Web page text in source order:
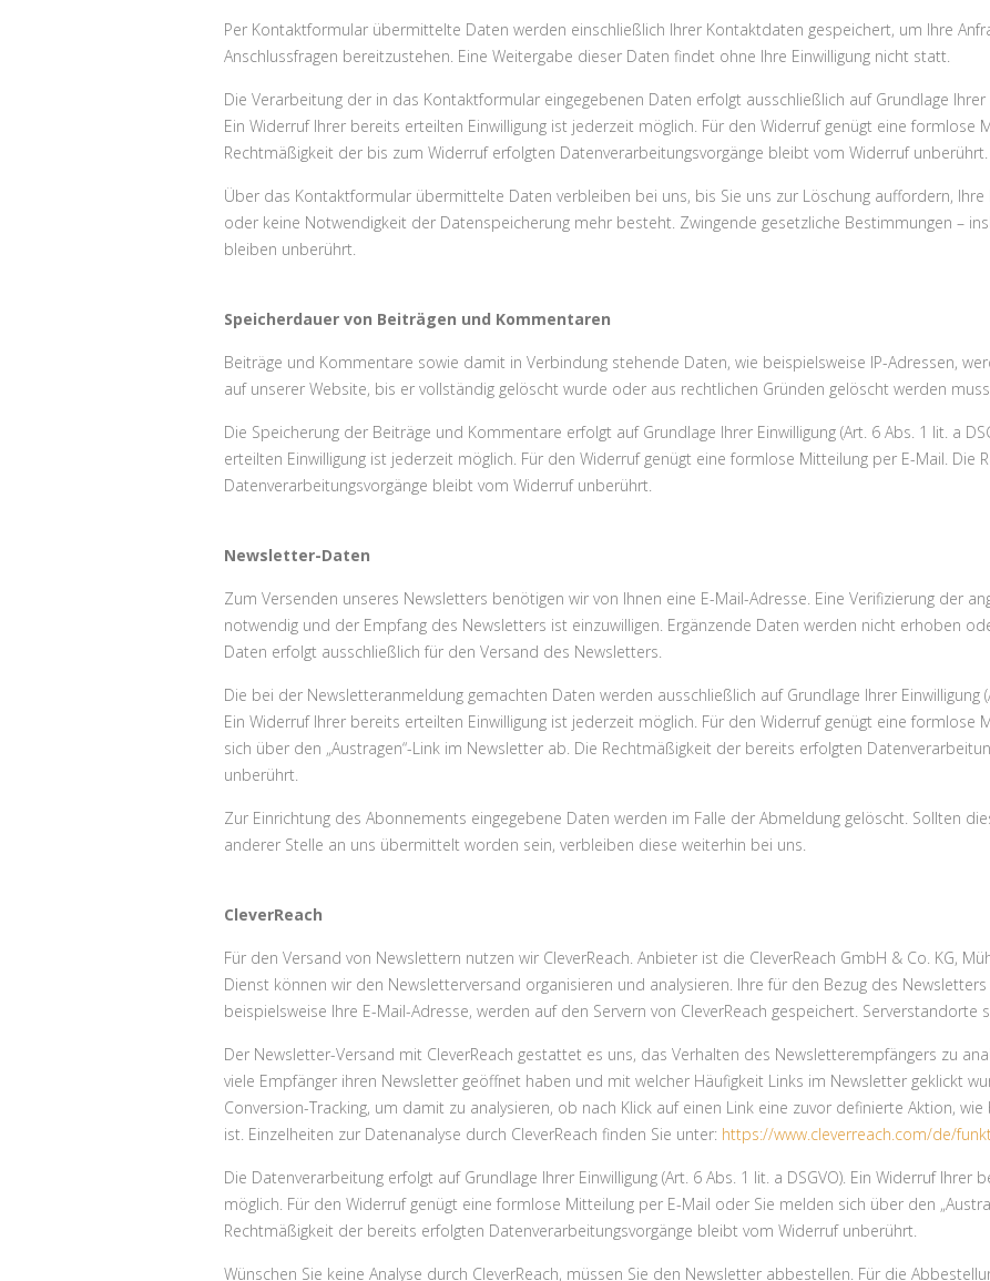
Per Kontaktformular übermittelte Daten werden einschließlich Ihrer Kontaktdaten gespeichert, um Ihre
Anschlussfragen bereitzustehen. Eine Weitergabe dieser Daten findet ohne Ihre Einwilligung nicht statt.
Die Verarbeitung der in das Kontaktformular eingegebenen Daten erfolgt ausschließlich auf Grundlage Ihrer
Ein Widerruf Ihrer bereits erteilten Einwilligung ist jederzeit möglich. Für den Widerruf genügt eine formlose
Rechtmäßigkeit der bis zum Widerruf erfolgten Datenverarbeitungsvorgänge bleibt vom Widerruf unberührt.
Über das Kontaktformular übermittelte Daten verbleiben bei uns, bis Sie uns zur Löschung auffordern, Ihre
oder keine Notwendigkeit der Datenspeicherung mehr besteht. Zwingende gesetzliche Bestimmungen –
bleiben unberührt.
Speicherdauer von Beiträgen und Kommentaren
Beiträge und Kommentare sowie damit in Verbindung stehende Daten, wie beispielsweise IP-Adressen,
auf unserer Website, bis er vollständig gelöscht wurde oder aus rechtlichen Gründen gelöscht werden
Die Speicherung der Beiträge und Kommentare erfolgt auf Grundlage Ihrer Einwilligung (Art. 6 Abs. 1 lit. a
erteilten Einwilligung ist jederzeit möglich. Für den Widerruf genügt eine formlose Mitteilung per E-Mail. Die
Datenverarbeitungsvorgänge bleibt vom Widerruf unberührt.
Newsletter-Daten
Zum Versenden unseres Newsletters benötigen wir von Ihnen eine E-Mail-Adresse. Eine Verifizierung der
notwendig und der Empfang des Newsletters ist einzuwilligen. Ergänzende Daten werden nicht erhoben
Daten erfolgt ausschließlich für den Versand des Newsletters.
Die bei der Newsletteranmeldung gemachten Daten werden ausschließlich auf Grundlage Ihrer Einwilligung
Ein Widerruf Ihrer bereits erteilten Einwilligung ist jederzeit möglich. Für den Widerruf genügt eine formlose
sich über den „Austragen“-Link im Newsletter ab. Die Rechtmäßigkeit der bereits erfolgten
unberührt.
Zur Einrichtung des Abonnements eingegebene Daten werden im Falle der Abmeldung gelöscht. Sollten
anderer Stelle an uns übermittelt worden sein, verbleiben diese weiterhin bei uns.
CleverReach
Für den Versand von Newslettern nutzen wir CleverReach. Anbieter ist die CleverReach GmbH & Co. KG,
Dienst können wir den Newsletterversand organisieren und analysieren. Ihre für den Bezug des
beispielsweise Ihre E-Mail-Adresse, werden auf den Servern von CleverReach gespeichert. Serverstandorte
Der Newsletter-Versand mit CleverReach gestattet es uns, das Verhalten des Newsletterempfängers zu
viele Empfänger ihren Newsletter geöffnet haben und mit welcher Häufigkeit Links im Newsletter geklickt
Conversion-Tracking, um damit zu analysieren, ob nach Klick auf einen Link eine zuvor definierte Aktion,
ist. Einzelheiten zur Datenanalyse durch CleverReach finden Sie unter: https://www.cleverreach.com/de/
Die Datenverarbeitung erfolgt auf Grundlage Ihrer Einwilligung (Art. 6 Abs. 1 lit. a DSGVO). Ein Widerruf Ihrer
möglich. Für den Widerruf genügt eine formlose Mitteilung per E-Mail oder Sie melden sich über den
Rechtmäßigkeit der bereits erfolgten Datenverarbeitungsvorgänge bleibt vom Widerruf unberührt.
Wünschen Sie keine Analyse durch CleverReach, müssen Sie den Newsletter abbestellen. Für die